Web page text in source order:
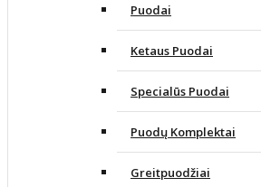
Puodai
Ketaus Puodai
Specialūs Puodai
Puodų Komplektai
Greitpuodžiai